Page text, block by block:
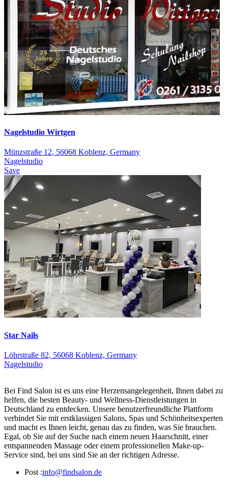
Nagelstudio Wirtgen
Münzstraße 12, 56068 Koblenz, Germany
Nagelstudio
Save
Star Nails
Löhrstraße 82, 56068 Koblenz, Germany
Nagelstudio
Bei Find Salon ist es uns eine Herzensangelegenheit, Ihnen dabei zu
helfen, die besten Beauty- und Wellness-Dienstleistungen in
Deutschland zu entdecken. Unsere benutzerfreundliche Plattform
verbindet Sie mit erstklassigen Salons, Spas und Schönheitsexperten
und macht es Ihnen leicht, genau das zu finden, was Sie brauchen.
Egal, ob Sie auf der Suche nach einem neuen Haarschnitt, einer
entspannenden Massage oder einem professionellen Make-up-
Service sind, bei uns sind Sie an der richtigen Adresse.
Post :info@findsalon.de